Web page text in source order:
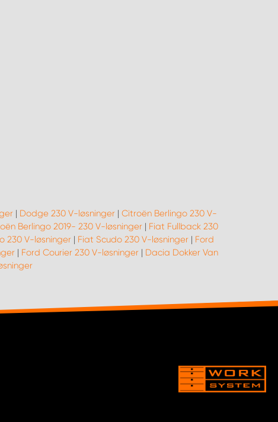
| Dodge 230 V-løsninger| Citroën Berlingo 230 V-
Berlingo 2019- 230 V-løsninger| Fiat Fullback 230
230 V-løsninger| Fiat Scudo 230 V-løsninger| Ford
| Ford Courier 230 V-løsninger | Dacia Dokker Van